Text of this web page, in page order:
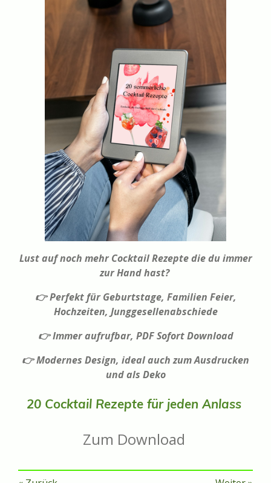
Lust auf noch mehr Cocktail Rezepte die du immer
zur Hand hast?
👉 Perfekt für Geburtstage, Familien Feier,
Hochzeiten, Junggesellenabschiede
👉 Immer aufrufbar, PDF Sofort Download
👉 Modernes Design, ideal auch zum Ausdrucken
und als Deko
20 Cocktail Rezepte für jeden Anlass
Zum Download